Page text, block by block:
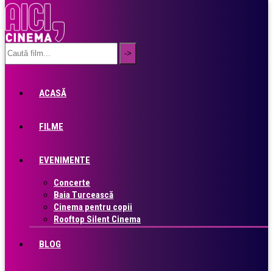
ACASĂ
FILME
EVENIMENTE
Concerte
Baia Turcească
Cinema pentru copii
Rooftop Silent Cinema
BLOG